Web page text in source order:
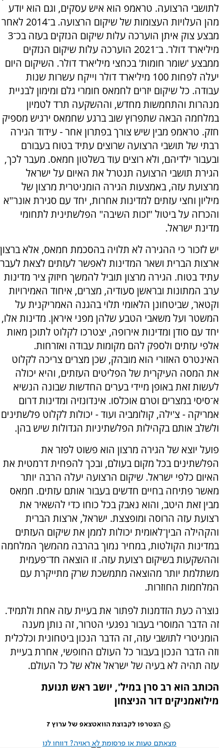
לתושבי הרצועה. טראמפ הוא איש עסקים, וגם הוא יודע
מהן העלויות העצומות של שיקום הרצועה. ב־2014 לאחר
מבצע צוק איתן הוערכה עלות שיקום הנזקים בעזה בכ־3
מיליארד דולר. ב־2021 הוערכה עלות שיקום הנזקים
ממבצע 'שומר חומות' בכחצי מיליארד דולר. השיקום היום
יעלה לפחות 100 מיליארד דולר וייקח עשרות שנות
עבודה. כל שיקום יזרים לחמאס חומרי גלם ומימון לבניית
מנהרות והתחמשות מחדש, וההשקעה תרד לטמיון
במלחמה הבאה שתפרוץ שוב ברגע שחמאס ירגיש מספיק
חזק. טראמפ מבין שיש צורך בפתרון אחר - עידוד הגירה
רבתי של תושבי הרצועה שרוצים עתיד בטוח בעבורם
ובעבור ילדיהם, ולא רוצים עוד בשלטון חמאס. מעבר לכך,
הגירת תושבי הרצועה תנטרל את האיום על ישראל
מרצועת עזה, באמצעות הגירה הומניטרית מרצון של
מיליון וחצי עזתים למדינות אחרות, יחד עם סגירת אונר"א
והכרזה על ביטול "זכות השיבה" הפלשתינית לתחומי
מדינת ישראל.
יש לזכור כי ההגירה לא תלויה בהסכמת חמאס, אלא ברצון
ארצות הברית ושאר המדינות לאפשר לעזתים לצאת לעבר
עתיד בטוח. הגירה מרצון תוביל להמשך חיזוק ציר מדינות
ערב המתונות ובראשן סעודיה, מצרים, איחוד האמירויות
וקטאר, שביטחונן הלאומי תלוי בהגנה האמריקנית על
המשטר ועל משאבי הטבע שלהן מפני איראן. מדינות אלו,
יחד עם סודן ומדינות אירופה, יצטרכו לקלוט לתוכן מאות
אלפי עזתים ולספק להם מקומות עבודה ואזרחות.
האינטרס האזורי הוא מובהק, שכן מצרים צריכה לקלוט
את המסה העיקרית של הפליטים העזתים, והיא יכולה
לעשות זאת באופן מיידי בערים החדשות שבונה הנשיא
א־סיסי במצרים וטרם אוכלסו. אינדונזיה ומדינות דרום
אמריקה - צ'ילה, קולומביה ועוד - יכולות לקלוט פלשתינים
ולשלב אותם בקהילות הפלשתיניות הגדולות שיש בהן.
פועל יוצא של הגירה מרצון הוא פשוט לפזר את
הפלשתינים בכל מקום בעולם, ובכך להפחית דרמטית את
האיום כלפי ישראל. שיקום הרצועה יעלה הרבה יותר
מאשר פתיחה בחיים חדשים בעבור אותם עזתים. חמאס
מבין זאת היטב, והוא נאבק בכל כוחו כדי להשאיר את
רצועת עזה הרוסה ומופצצת. ישראל, ארצות הברית
והקהילה הבין־לאומית יכולות לממן את שיקום העזתים
במדינות הקולטות, במחיר נמוך בהרבה מהמשך המלחמה
וההשקעות בשיקום רצועת עזה. זו הוצאה חד־פעמית
משתלמת יותר מהוצאה מתמשכת שרק מתייקרת עם
המלחמות החוזרות.
נוצרה כעת הזדמנות לפתור את בעיית עזה אחת ולתמיד.
זה הדבר המוסרי בעבור נפגעי הטרור, זה נותן מענה
הומניטרי לתושבי עזה, זה הדבר הנכון ביטחונית וכלכלית
וזה הדבר הנכון בעבור כל העולם החופשי, אחרת בעיית
עזה תהיה לא בעיה של ישראל אלא של כל העולם.
הכותב הוא רב סרן במיל', יושב ראש תנועת
מילואמניקים דור הניצחון
הצטרפו לקבוצת הוואטצאפ של ערוץ 7
מצאתם טעות או פרסומת לא ראויה? דווחו לנו